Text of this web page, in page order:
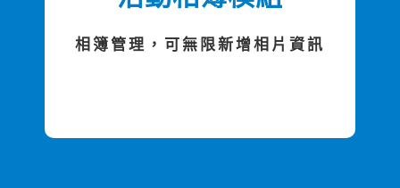
相簿管理，可無限新增相片資訊